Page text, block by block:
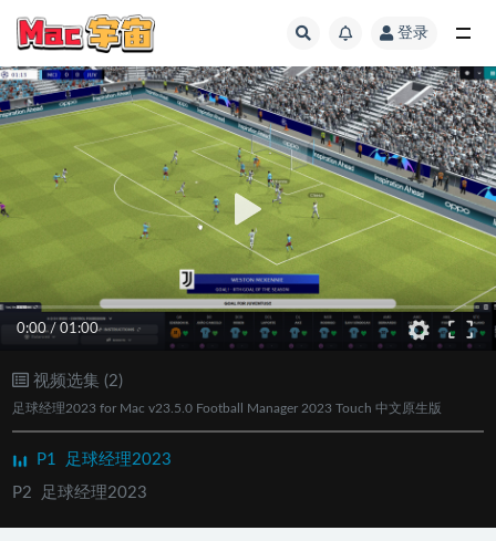
登录
0:00/ 01:00
视频选集 (2)
足球经理2023 for Mac v23.5.0 Football Manager 2023 Touch 中文原生版
P1
足球经理2023
P2
足球经理2023